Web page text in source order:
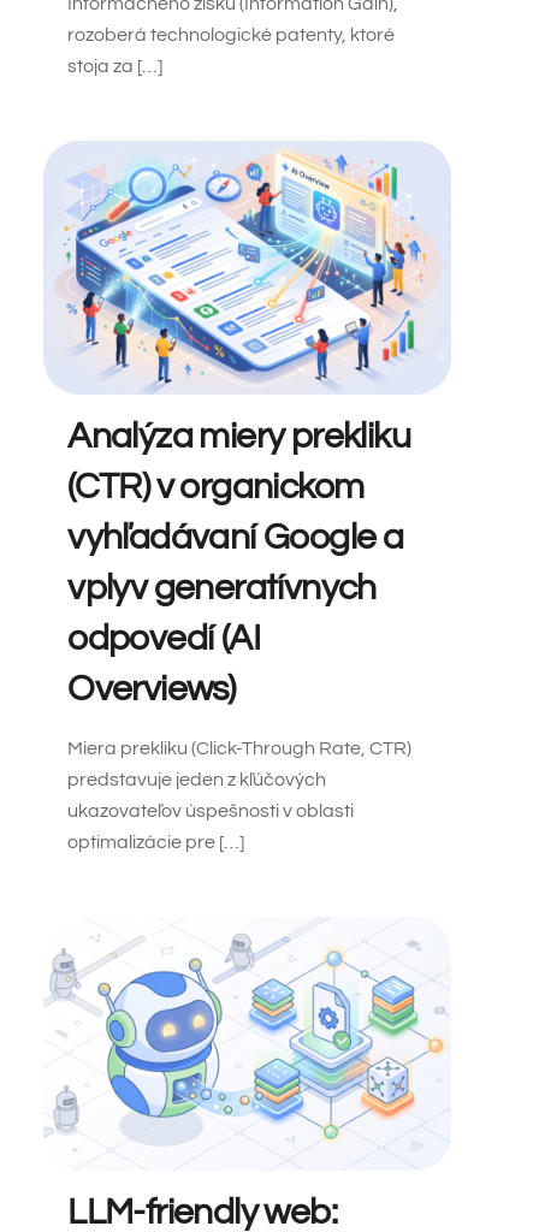
rozoberá technologické patenty, ktoré
stoja za […]
Analýza miery prekliku
(CTR) v organickom
vyhľadávaní Google a
vplyv generatívnych
odpovedí (AI
Overviews)
Miera prekliku (Click-Through Rate, CTR)
predstavuje jeden z kľúčových
ukazovateľov úspešnosti v oblasti
optimalizácie pre […]
LLM-friendly web: